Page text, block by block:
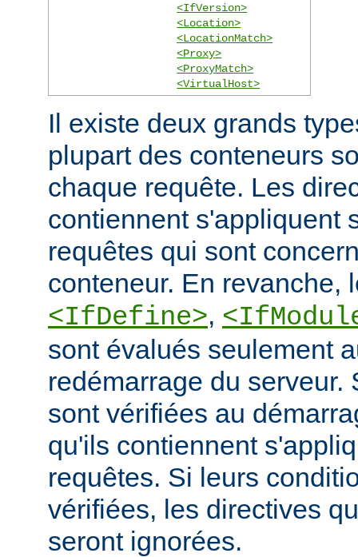
<IfVersion>
<Location>
<LocationMatch>
<Proxy>
<ProxyMatch>
<VirtualHost>
Il existe deux grands
plupart des conteneurs
chaque requête. Les
contiennent s'appliquent
requêtes qui sont
conteneur. En revanche,
<IfDefine>,
sont évalués seulement
redémarrage du serveur.
sont vérifiées au
qu'ils contiennent
requêtes. Si leurs
vérifiées, les directives
seront ignorées.